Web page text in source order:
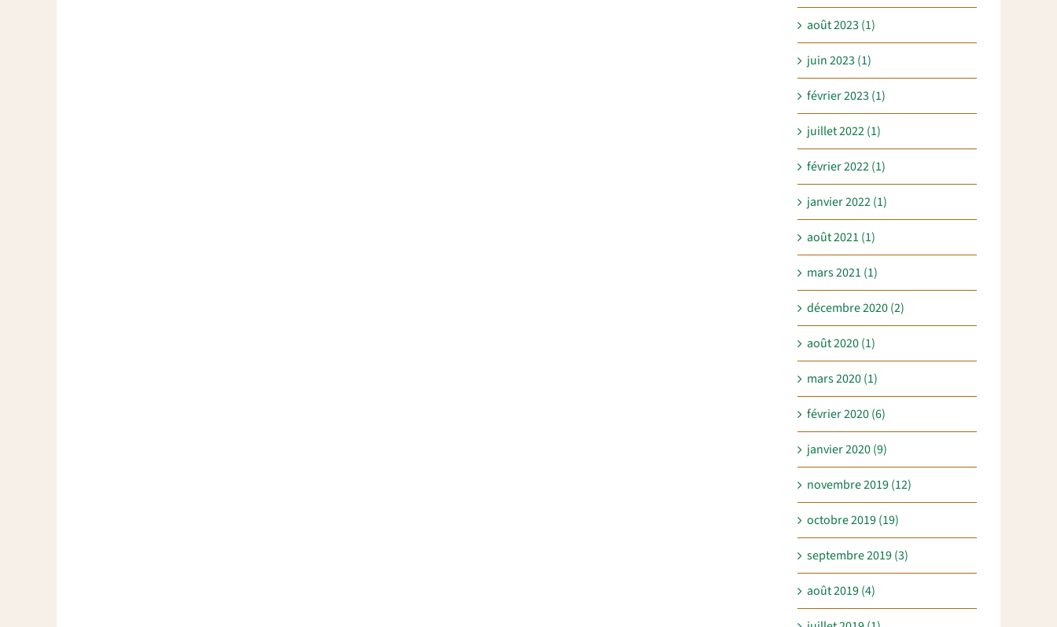
août 2023 (1)
juin 2023 (1)
février 2023 (1)
juillet 2022 (1)
février 2022 (1)
janvier 2022 (1)
août 2021 (1)
mars 2021 (1)
décembre 2020 (2)
août 2020 (1)
mars 2020 (1)
février 2020 (6)
janvier 2020 (9)
novembre 2019 (12)
octobre 2019 (19)
septembre 2019 (3)
août 2019 (4)